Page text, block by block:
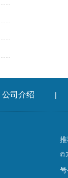
公司介绍 |
号